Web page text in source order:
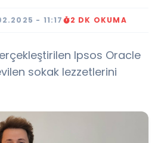
- 11:17 2 DK OKUMA
Ipsos Oracle
sokak lezzetlerini